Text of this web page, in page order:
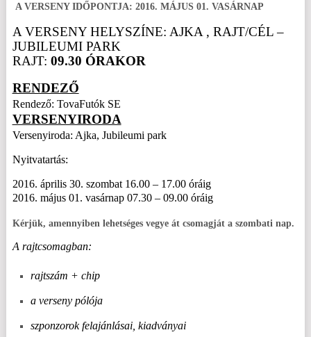
A VERSENY IDŐPONTJA: 2016. MÁJUS 01. VASÁRNAP
A VERSENY HELYSZÍNE: AJKA , RAJT/CÉL –
JUBILEUMI PARK
RAJT: 09.30 ÓRAKOR
RENDEZŐ
Rendező: TovaFutók SE
VERSENYIRODA
Versenyiroda: Ajka, Jubileumi park
Nyitvatartás:
2016. április 30. szombat 16.00 – 17.00 óráig
2016. május 01. vasárnap 07.30 – 09.00 óráig
Kérjük, amennyiben lehetséges vegye át csomagját a szombati nap.
A rajtcsomagban:
rajtszám + chip
a verseny pólója
szponzorok felajánlásai, kiadványai